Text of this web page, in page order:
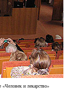
«Человек и лекарство»